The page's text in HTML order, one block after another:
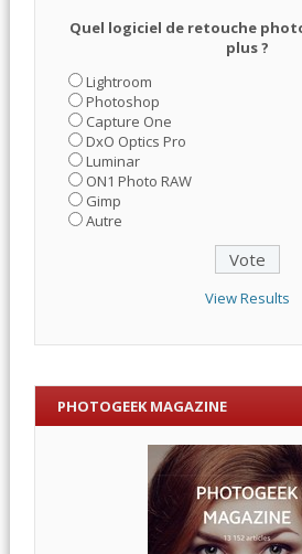
Quel logiciel de retouche
plus ?
Lightroom
Photoshop
Capture One
DxO Optics Pro
Luminar
ON1 Photo RAW
Gimp
Autre
View Results
PHOTOGEEK MAGAZINE